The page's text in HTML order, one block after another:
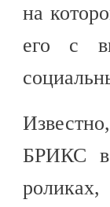
на
его с
БРИКС в